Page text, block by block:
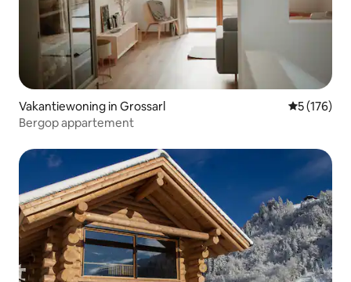
Vakantiewoning in Grossarl
5 (176)
Bergop appartement